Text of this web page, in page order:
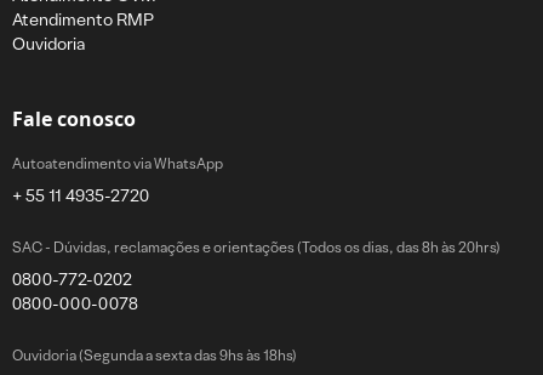
Atendimento RMP
Ouvidoria
Fale conosco
Autoatendimento via WhatsApp
+ 55 11 4935-2720
SAC - Dúvidas, reclamações e orientações (Todos os dias, das 8h às 20hrs)
0800-772-0202
0800-000-0078
Ouvidoria (Segunda a sexta das 9hs às 18hs)